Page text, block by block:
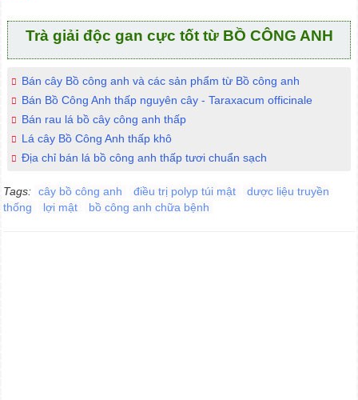
Trà giải độc gan cực tốt từ BỒ CÔNG ANH
Bán cây Bồ công anh và các sản phẩm từ Bồ công anh
Bán Bồ Công Anh thấp nguyên cây - Taraxacum officinale
Bán rau lá bồ cây công anh thấp
Lá cây Bồ Công Anh thấp khô
Địa chỉ bán lá bồ công anh thấp tươi chuẩn sạch
Tags: cây bồ công anh điều trị polyp túi mật
dược liệu truyền
thống
lợi mật bồ công anh chữa bệnh